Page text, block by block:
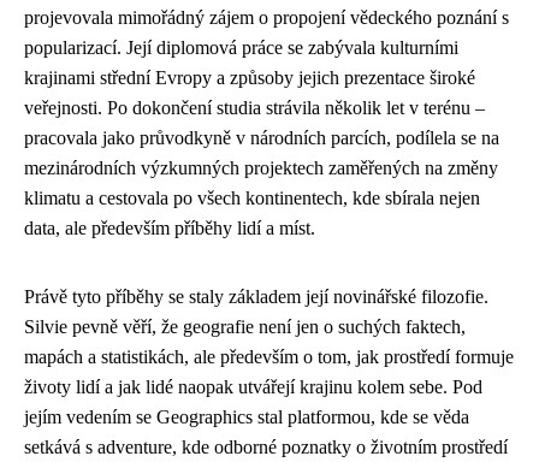
projevovala mimořádný zájem o propojení vědeckého poznání s
popularizací. Její diplomová práce se zabývala kulturními
krajinami střední Evropy a způsoby jejich prezentace široké
veřejnosti. Po dokončení studia strávila několik let v terénu –
pracovala jako průvodkyně v národních parcích, podílela se na
mezinárodních výzkumných projektech zaměřených na změny
klimatu a cestovala po všech kontinentech, kde sbírala nejen
data, ale především příběhy lidí a míst.
Právě tyto příběhy se staly základem její novinářské filozofie.
Silvie pevně věří, že geografie není jen o suchých faktech,
mapách a statistikách, ale především o tom, jak prostředí formuje
životy lidí a jak lidé naopak utvářejí krajinu kolem sebe. Pod
jejím vedením se Geographics stal platformou, kde se věda
setkává s adventure, kde odborné poznatky o životním prostředí